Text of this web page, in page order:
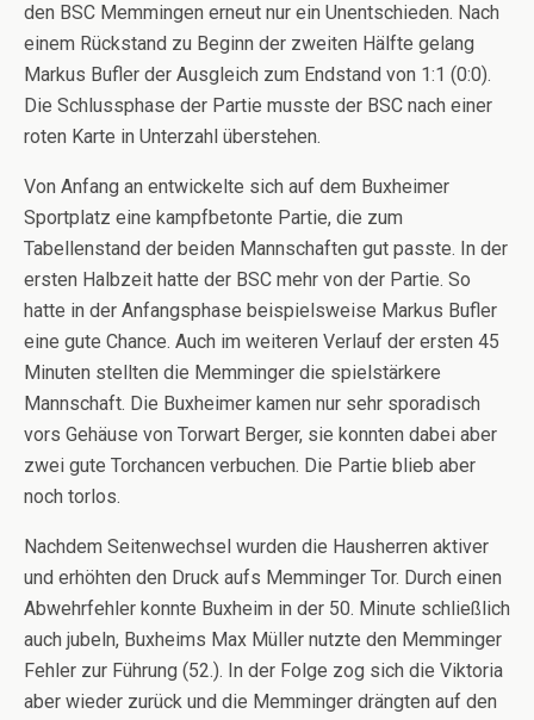
den BSC Memmingen erneut nur ein Unentschieden. Nach
einem Rückstand zu Beginn der zweiten Hälfte gelang
Markus Bufler der Ausgleich zum Endstand von 1:1 (0:0).
Die Schlussphase der Partie musste der BSC nach einer
roten Karte in Unterzahl überstehen.
Von Anfang an entwickelte sich auf dem Buxheimer
Sportplatz eine kampfbetonte Partie, die zum
Tabellenstand der beiden Mannschaften gut passte. In der
ersten Halbzeit hatte der BSC mehr von der Partie. So
hatte in der Anfangsphase beispielsweise Markus Bufler
eine gute Chance. Auch im weiteren Verlauf der ersten 45
Minuten stellten die Memminger die spielstärkere
Mannschaft. Die Buxheimer kamen nur sehr sporadisch
vors Gehäuse von Torwart Berger, sie konnten dabei aber
zwei gute Torchancen verbuchen. Die Partie blieb aber
noch torlos.
Nachdem Seitenwechsel wurden die Hausherren aktiver
und erhöhten den Druck aufs Memminger Tor. Durch einen
Abwehrfehler konnte Buxheim in der 50. Minute schließlich
auch jubeln, Buxheims Max Müller nutzte den Memminger
Fehler zur Führung (52.). In der Folge zog sich die Viktoria
aber wieder zurück und die Memminger drängten auf den